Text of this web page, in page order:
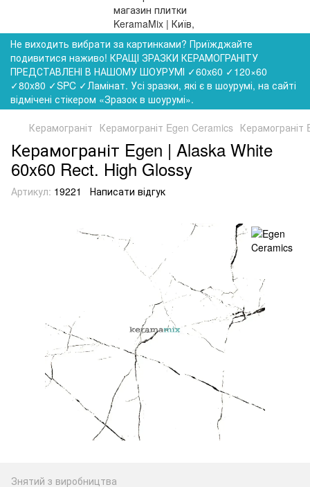
Не виходить вибрати за картинками? Приїжджайте
подивитися наживо! КРАЩІ ЗРАЗКИ КЕРАМОГРАНІТУ
ПРЕДСТАВЛЕНІ В НАШОМУ ШОУРУМІ ✓60x60 ✓120×60
✓80x80 ✓SPC ✓Ламінат. Усі зразки, які є в шоурумі, на сайті
відмічені стікером «Зразок в шоурумі».
Керамограніт Керамограніт Egen Ceramics Керамограніт
Керамограніт Egen | Alaska White
60x60 Rect. High Glossy
Артикул: 19221 Написати відгук
Знятий з виробництва